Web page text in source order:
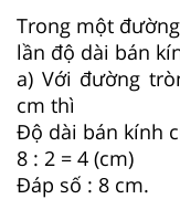
Trong một
lần độ dài bán
a) Với đường
cm thì
Độ dài bán kính
8 : 2 = 4 (cm)
Đáp số : 8 cm.